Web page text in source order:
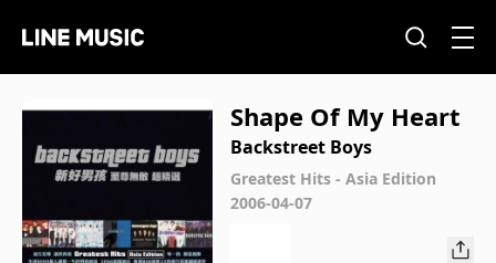
Shape Of My Heart
Backstreet Boys
Greatest Hits - Asia Edition
2006-04-07